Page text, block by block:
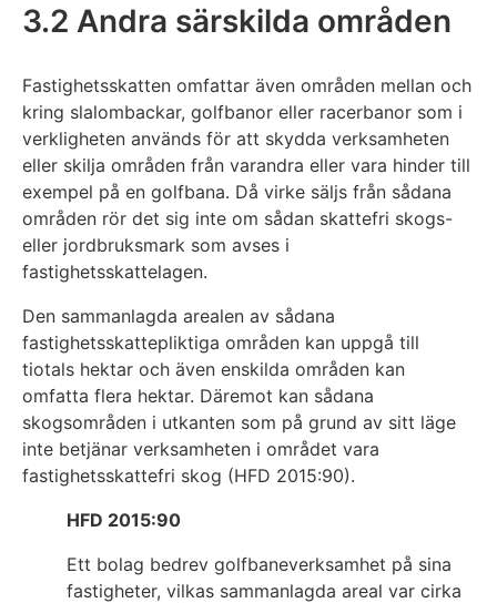
3.2 Andra särskilda områden
Fastighetsskatten omfattar även områden mellan och
kring slalombackar, golfbanor eller racerbanor som i
verkligheten används för att skydda verksamheten
eller skilja områden från varandra eller vara hinder till
exempel på en golfbana. Då virke säljs från sådana
områden rör det sig inte om sådan skattefri skogs-
eller jordbruksmark som avses i
fastighetsskattelagen.
Den sammanlagda arealen av sådana
fastighetsskattepliktiga områden kan uppgå till
tiotals hektar och även enskilda områden kan
omfatta flera hektar. Däremot kan sådana
skogsområden i utkanten som på grund av sitt läge
inte betjänar verksamheten i området vara
fastighetsskattefri skog (HFD 2015:90).
HFD 2015:90
Ett bolag bedrev golfbaneverksamhet på sina
fastigheter, vilkas sammanlagda areal var cirka